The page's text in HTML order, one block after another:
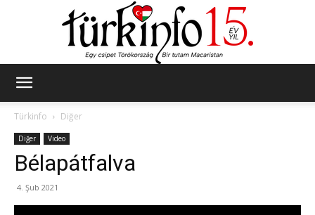
Türkinfo
Diğer
Diğer Video
Bélapátfalva
4. Şub 2021